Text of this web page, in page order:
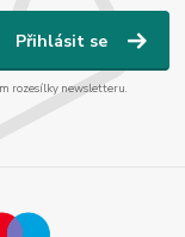
Přihlásit se
rozesílky newsletteru.